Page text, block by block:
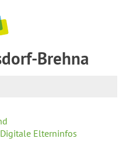
Brehna
Digitale Elterninfos